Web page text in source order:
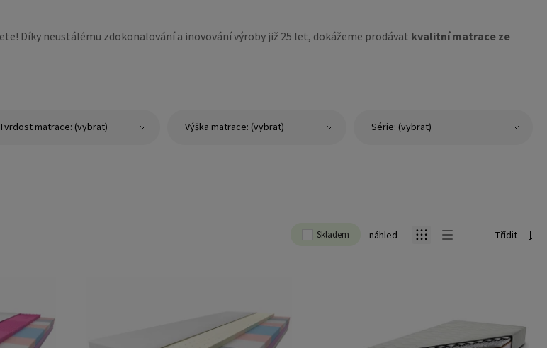
Díky neustálému zdokonalování a inovování výroby již 25 let, dokážeme prodávat kvalitní matrace ze
Tvrdost matrace: (vybrat) Výška matrace: (vybrat) Série: (vybrat)
Skladem náhled Třídit